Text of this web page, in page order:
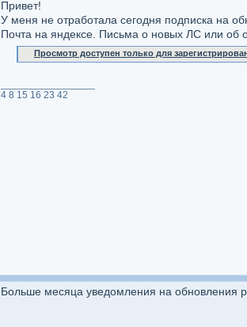
Привет!
У меня не отработала сегодня подписка на
Почта на яндексе. Письма о новых ЛС или об
Просмотр доступен только для
4 8 15 16 23 42
Больше месяца уведомления на обновления